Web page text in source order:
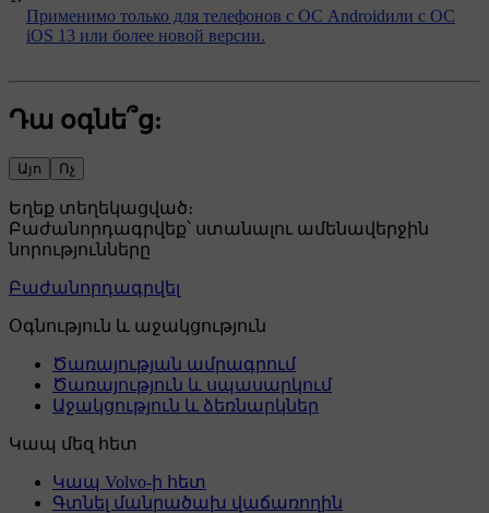
Применимо только для телефонов с ОС Androidили с ОС
iOS 13 или более новой версии.
Դա օգնե՞ց:
Այո Ոչ